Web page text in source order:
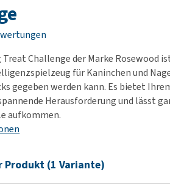
Fellprobleme und
ansehen
(wieder) stubenrein?
ansehen
Treat Challenge der Marke Rosewood
für Kaninchen und
gegeben werden kann. Es bietet
Herausforderung und lässt
aufkommen.
Produkt (1 Variante)